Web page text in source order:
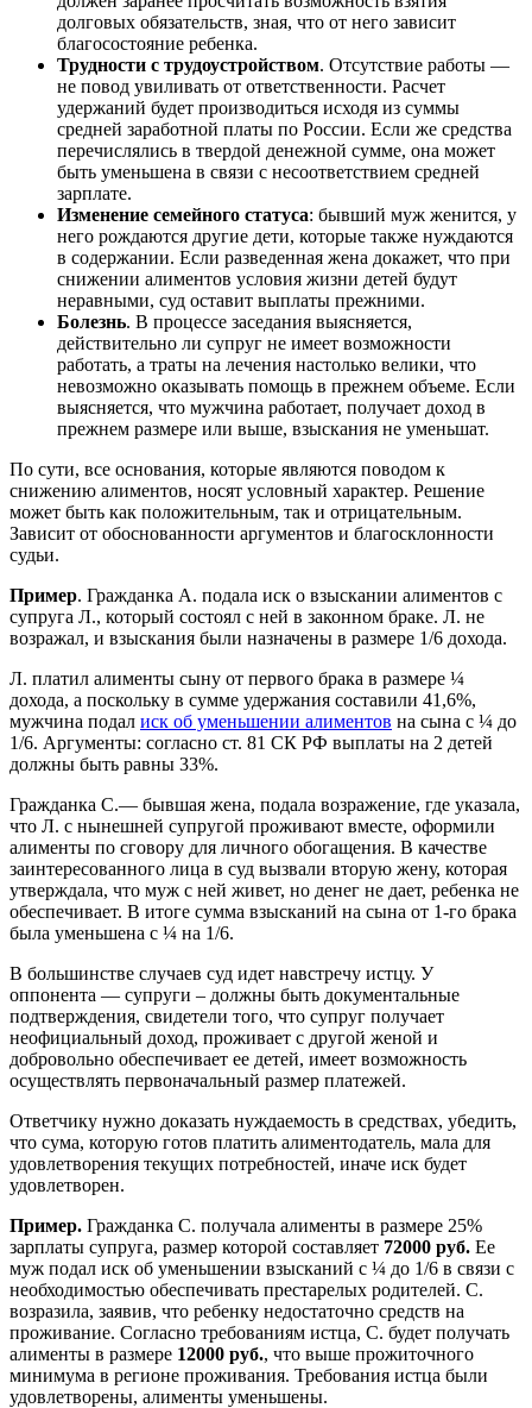
долговых обязательств, зная, что от него зависит
благосостояние ребенка.
Трудности с трудоустройством. Отсутствие работы —
не повод увиливать от ответственности. Расчет
удержаний будет производиться исходя из суммы
средней заработной платы по России. Если же средства
перечислялись в твердой денежной сумме, она может
быть уменьшена в связи с несоответствием средней
зарплате.
Изменение семейного статуса: бывший муж женится, у
него рождаются другие дети, которые также нуждаются
в содержании. Если разведенная жена докажет, что при
снижении алиментов условия жизни детей будут
неравными, суд оставит выплаты прежними.
Болезнь. В процессе заседания выясняется,
действительно ли супруг не имеет возможности
работать, а траты на лечения настолько велики, что
невозможно оказывать помощь в прежнем объеме. Если
выясняется, что мужчина работает, получает доход в
прежнем размере или выше, взыскания не уменьшат.
По сути, все основания, которые являются поводом к
снижению алиментов, носят условный характер. Решение
может быть как положительным, так и отрицательным.
Зависит от обоснованности аргументов и благосклонности
судьи.
Пример. Гражданка А. подала иск о взыскании алиментов с
супруга Л., который состоял с ней в законном браке. Л. не
возражал, и взыскания были назначены в размере 1/6 дохода.
Л. платил алименты сыну от первого брака в размере ¼
дохода, а поскольку в сумме удержания составили 41,6%,
мужчина подал иск об уменьшении алиментов на сына с ¼ до
1/6. Аргументы: согласно ст. 81 СК РФ выплаты на 2 детей
должны быть равны 33%.
Гражданка С.— бывшая жена, подала возражение, где указала,
что Л. с нынешней супругой проживают вместе, оформили
алименты по сговору для личного обогащения. В качестве
заинтересованного лица в суд вызвали вторую жену, которая
утверждала, что муж с ней живет, но денег не дает, ребенка не
обеспечивает. В итоге сумма взысканий на сына от 1-го брака
была уменьшена с ¼ на 1/6.
В большинстве случаев суд идет навстречу истцу. У
оппонента — супруги – должны быть документальные
подтверждения, свидетели того, что супруг получает
неофициальный доход, проживает с другой женой и
добровольно обеспечивает ее детей, имеет возможность
осуществлять первоначальный размер платежей.
Ответчику нужно доказать нуждаемость в средствах, убедить,
что сума, которую готов платить алиментодатель, мала для
удовлетворения текущих потребностей, иначе иск будет
удовлетворен.
Пример. Гражданка С. получала алименты в размере 25%
зарплаты супруга, размер которой составляет 72000 руб. Ее
муж подал иск об уменьшении взысканий с ¼ до 1/6 в связи с
необходимостью обеспечивать престарелых родителей. С.
возразила, заявив, что ребенку недостаточно средств на
проживание. Согласно требованиям истца, С. будет получать
алименты в размере 12000 руб., что выше прожиточного
минимума в регионе проживания. Требования истца были
удовлетворены, алименты уменьшены.